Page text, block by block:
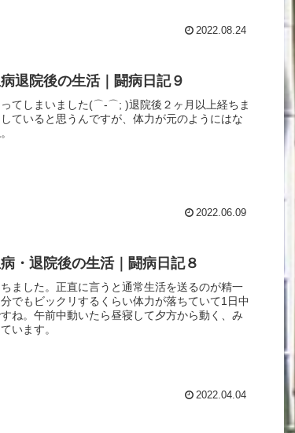
2022.08.24
退院後の生活｜闘病日記９
てしまいました(⌒-⌒; )退院後２ヶ月以上経ちま
ていると思うんですが、体力が元のようにはな
2022.06.09
・退院後の生活｜闘病日記８
ました。正直に言うと通常生活を送るのが精一
でもビックリするくらい体力が落ちていて1日中
ね。午前中動いたら昼寝して夕方から動く、み
います。
2022.04.04